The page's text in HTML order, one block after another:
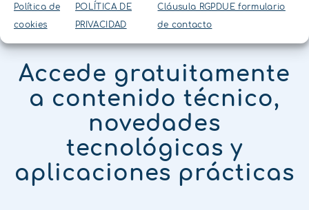
Política de
cookies
POLÍTICA DE
PRIVACIDAD
Cláusula RGPDUE formulario
de contacto
Accede gratuitamente
a contenido técnico,
novedades
tecnológicas y
aplicaciones prácticas